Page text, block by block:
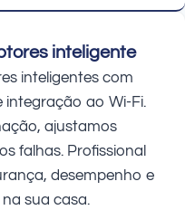
inteligente
inteligentes com
ao Wi-Fi.
ajustamos
falhas. Profissional
desempenho e
sua casa.